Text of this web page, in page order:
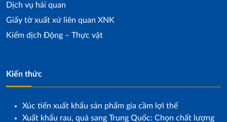
Dịch vụ hải quan
Giấy tờ xuất xứ liên quan XNK
Kiểm dịch Động – Thực vật
Kiến thức
Xúc tiến xuất khẩu sản phẩm gia cầm lợi thế
Xuất khẩu rau, quả sang Trung Quốc: Chọn chất lượng